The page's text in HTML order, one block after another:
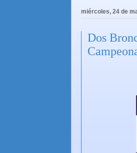
miércoles, 24 de
Dos